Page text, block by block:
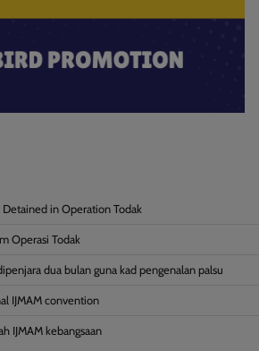
in Operation Todak
Operasi Todak
dua bulan guna kad pengenalan palsu
IJMAM convention
IJMAM kebangsaan